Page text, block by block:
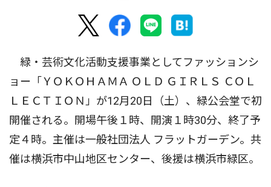
緑・芸術文化活動支援事業としてファッションシ
ョー「ＹＯＫＯＨＡＭＡ ＯＬＤ ＧＩＲＬＳ ＣＯＬ
ＬＥＣＴＩＯＮ」が12月20日（土）、緑公会堂で初
開催される。開場午後１時、開演１時30分、終了予
定４時。主催は一般社団法人 フラットガーデン。共
催は横浜市中山地区センター、後援は横浜市緑区。